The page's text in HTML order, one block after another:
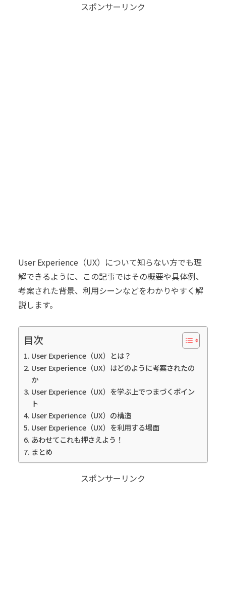
スポンサーリンク
User Experience（UX）について知らない方でも理
解できるように、この記事ではその概要や具体例、
考案された背景、利用シーンなどをわかりやすく解
説します。
目次
User Experience（UX）とは？
User Experience（UX）はどのように考案されたの
か
User Experience（UX）を学ぶ上でつまづくポイン
ト
User Experience（UX）の構造
User Experience（UX）を利用する場面
あわせてこれも押さえよう！
まとめ
スポンサーリンク